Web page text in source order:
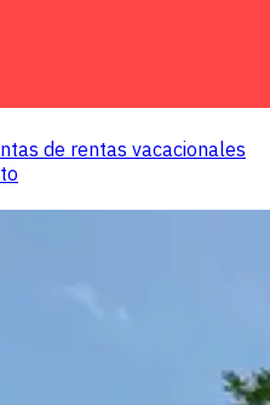
de rentas vacacionales